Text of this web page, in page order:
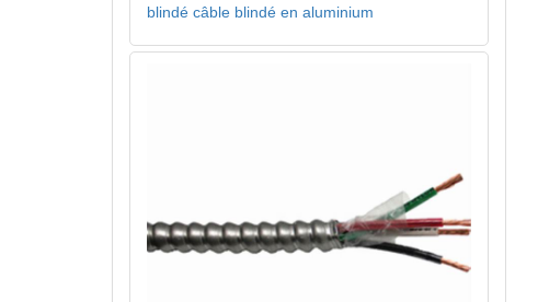
blindé câble blindé en aluminium